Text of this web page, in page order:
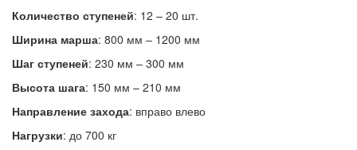
Количество ступеней: 12 – 20 шт.
Ширина марша: 800 мм – 1200 мм
Шаг ступеней: 230 мм – 300 мм
Высота шага: 150 мм – 210 мм
Направление захода: вправо влево
Нагрузки: до 700 кг